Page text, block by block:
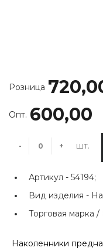
Розница
Опт. 600,00
- + шт.
Артикул - 54194;
Вид изделия -
Торговая марка
Наколенники